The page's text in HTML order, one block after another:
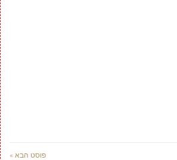
פוסט הבא »